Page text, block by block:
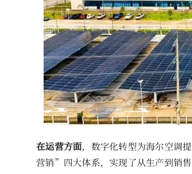
在运营方面，数字化转型为海尔空调
营销”四大体系，实现了从生产到销